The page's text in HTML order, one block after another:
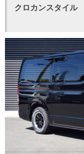
クロカンスタ